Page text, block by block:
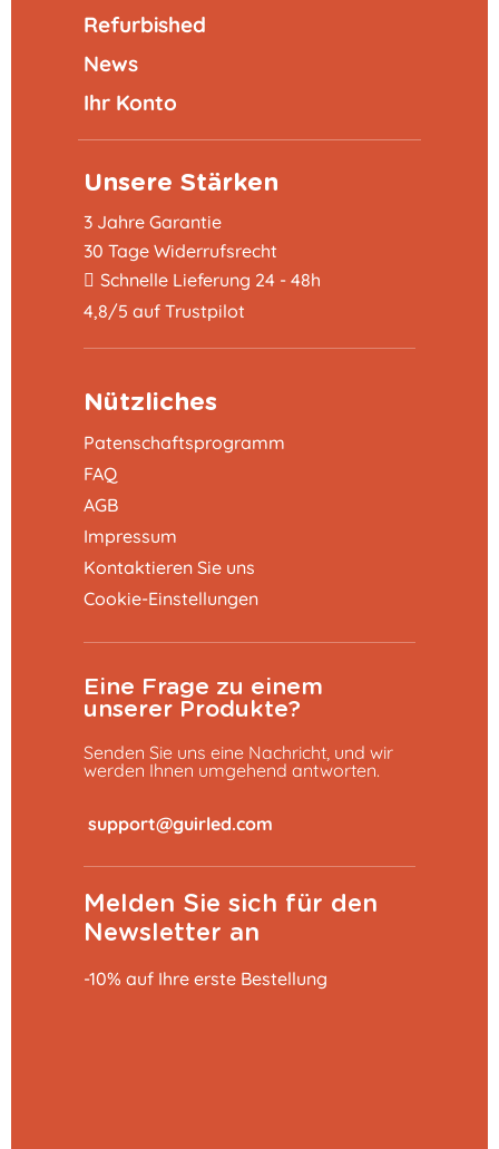
Refurbished
News
Ihr Konto
Unsere Stärken
3 Jahre Garantie
30 Tage Widerrufsrecht
Schnelle Lieferung 24 - 48h
4,8/5 auf Trustpilot
Nützliches
Patenschaftsprogramm
FAQ
AGB
Impressum
Kontaktieren Sie uns
Cookie-Einstellungen
Eine Frage zu einem
unserer Produkte?
Senden Sie uns eine Nachricht, und wir
werden Ihnen umgehend antworten.
Melden Sie sich für den
Newsletter an
-10% auf Ihre erste Bestellung